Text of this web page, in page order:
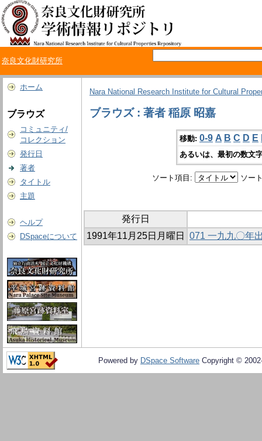
奈良文化財研究所
ホーム
ブラウズ
コミュニティ/
コレクション
発行日
著者
タイトル
主題
ヘルプ
DSpaceについて
Nara National Research Institute for Cultural
ブラウズ : 著者 稲原 昭嘉
移動: 0-9 A B C D E
あるいは、最初の数文
ソート項目: ソー
発行日
1991年11月25日月曜日
071 一九九〇年
Powered by DSpace Software Copyright ©